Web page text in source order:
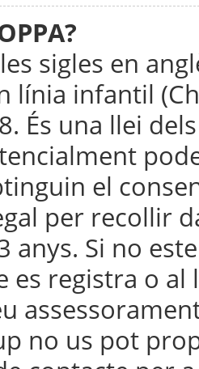
sigles en
línia infantil
És una llei
el
per recollir
anys. Si no
es registra o
no us pot